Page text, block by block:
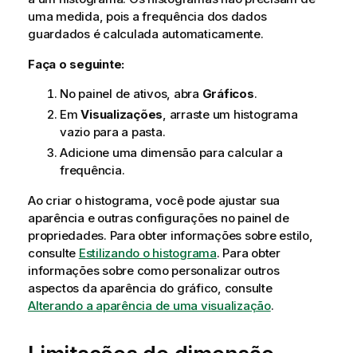
uma medida, pois a frequência dos dados
guardados é calculada automaticamente.
Faça o seguinte:
No painel de ativos, abra Gráficos.
EmVisualizações, arraste um histograma
vazio para a pasta.
Adicione uma dimensão para calcular a
frequência.
Ao criar o histograma, você pode ajustar sua
aparência e outras configurações no painel de
propriedades. Para obter informações sobre estilo,
consulte Estilizando o histograma. Para obter
informações sobre como personalizar outros
aspectos da aparência do gráfico, consulte
Alterando a aparência de uma visualização.